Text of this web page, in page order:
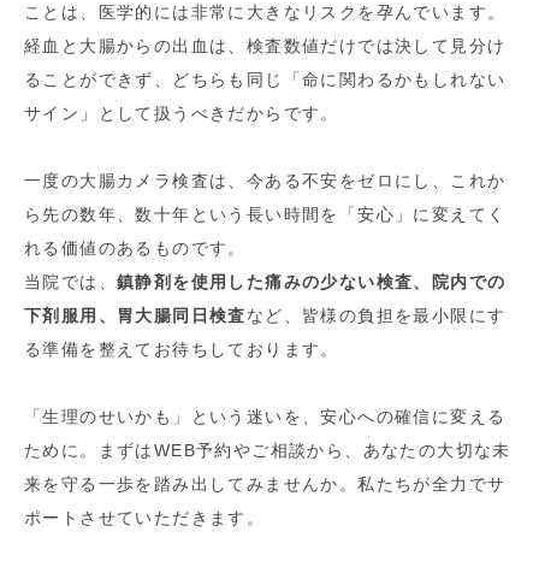
ことは、医学的には非常に大きなリスクを孕んでいます。
経血と大腸からの出血は、検査数値だけでは決して見分け
ることができず、どちらも同じ「命に関わるかもしれない
サイン」として扱うべきだからです。
一度の大腸カメラ検査は、今ある不安をゼロにし、これか
ら先の数年、数十年という長い時間を「安心」に変えてく
れる価値のあるものです。
当院では、 鎮静剤を使用した痛みの少ない検査、院内での
下剤服用、胃大腸同日検査など、皆様の負担を最小限にす
る準備を整えてお待ちしております。
「生理のせいかも」という迷いを、安心への確信に変える
ために。まずはWEB予約やご相談から、あなたの大切な未
来を守る一歩を踏み出してみませんか。私たちが全力でサ
ポートさせていただきます。